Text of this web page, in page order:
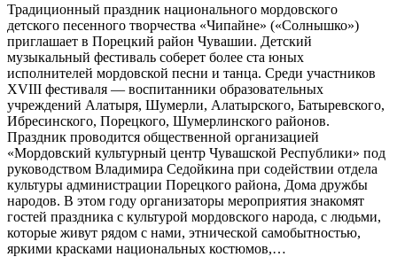
Традиционный праздник национального мордовского
детского песенного творчества «Чипайне» («Солнышко»)
приглашает в Порецкий район Чувашии. Детский
музыкальный фестиваль соберет более ста юных
исполнителей мордовской песни и танца. Среди участников
XVIII фестиваля — воспитанники образовательных
учреждений Алатыря, Шумерли, Алатырского, Батыревского,
Ибресинского, Порецкого, Шумерлинского районов.
Праздник проводится общественной организацией
«Мордовский культурный центр Чувашской Республики» под
руководством Владимира Седойкина при содействии отдела
культуры администрации Порецкого района, Дома дружбы
народов. В этом году организаторы мероприятия знакомят
гостей праздника с культурой мордовского народа, с людьми,
которые живут рядом с нами, этнической самобытностью,
яркими красками национальных костюмов,…